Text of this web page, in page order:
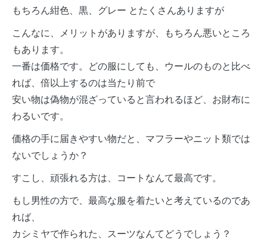
もちろん紺色、黒、グレー とたくさんありますが
こんなに、メリットがありますが、もちろん悪いところ
もあります。
一番は価格です。どの服にしても、ウールのものと比べ
れば、倍以上するのは当たり前で
安い物は偽物が混ざっていると言われるほど、お財布に
わるいです。
価格の手に届きやすい物だと、マフラーやニット類では
ないでしょうか？
すこし、頑張れる方は、コートなんて最高です。
もし男性の方で、最高な服を着たいと考えているのであ
れば、
カシミヤで作られた、スーツなんてどうでしょう？